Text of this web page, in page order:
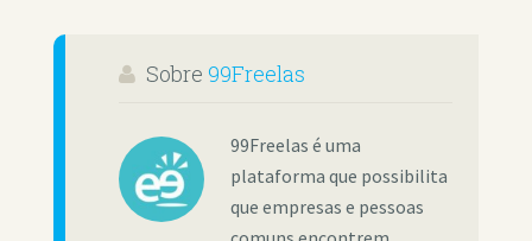
Sobre 99Freelas
99Freelas é uma
plataforma que possibilita
que empresas e pessoas